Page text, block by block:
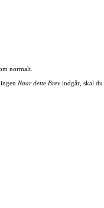
normalt.
Naar dette Brevindgår, skal du